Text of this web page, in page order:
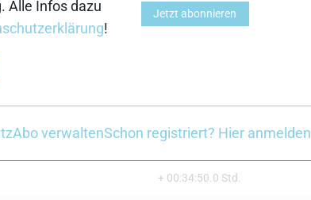
+ 00:31:40.0 Std.
+ 00:34:50.0 Std.
Alle Infos dazu
!
Jetzt abonnieren
Abo verwaltenSchon registriert? Hier anmelden